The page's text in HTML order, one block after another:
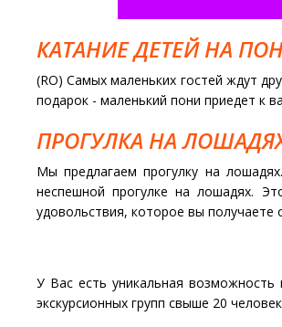
КАТАНИЕ ДЕТЕЙ НА
(RO) Самых маленьких гостей ждут
подарок - маленький пони приедет к
ПРОГУЛКА НА
Мы предлагаем прогулку на
неспешной прогулке на лошадях.
удовольствия, которое вы получаете
У Вас есть уникальная
экскурсионных групп свыше 20